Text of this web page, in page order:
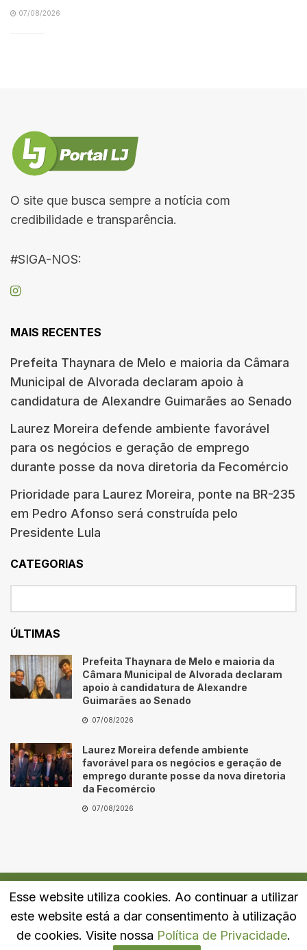
07/08/2026
O site que busca sempre a notícia com
credibilidade e transparência.
#SIGA-NOS:
MAIS RECENTES
Prefeita Thaynara de Melo e maioria da Câmara
Municipal de Alvorada declaram apoio à
candidatura de Alexandre Guimarães ao Senado
Laurez Moreira defende ambiente favorável
para os negócios e geração de emprego
durante posse da nova diretoria da Fecomércio
Prioridade para Laurez Moreira, ponte na BR-235
em Pedro Afonso será construída pelo
Presidente Lula
CATEGORIAS
ÚLTIMAS
Prefeita Thaynara de Melo e maioria da
Câmara Municipal de Alvorada declaram
apoio à candidatura de Alexandre
Guimarães ao Senado
07/08/2026
Laurez Moreira defende ambiente
favorável para os negócios e geração de
emprego durante posse da nova diretoria
da Fecomércio
07/08/2026
Quem Somos Fale Conosco Política de Privacidade
Esse website utiliza cookies. Ao continuar a utilizar
este website está a dar consentimento à utilização
de cookies. Visite nossa Política de Privacidade.